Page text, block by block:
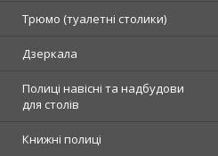
Tрюмо (туалетні столики)
Дзеркала
Полиці навісні та надбудови
для столів
Книжні полиці